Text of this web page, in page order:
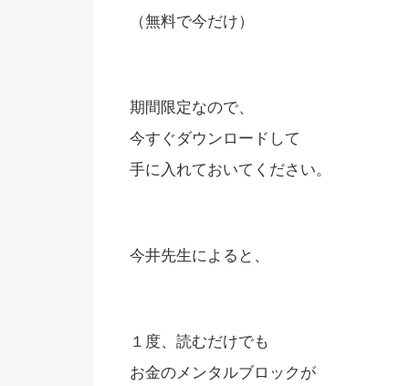
（無料で今だけ）
期間限定なので、
今すぐダウンロードして
手に入れておいてください。
今井先生によると、
１度、読むだけでも
お金のメンタルブロックが